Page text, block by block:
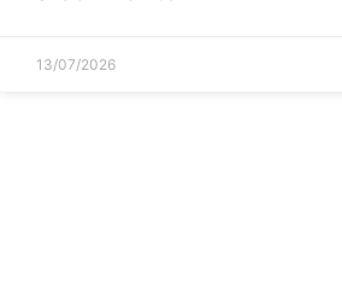
13/07/2026